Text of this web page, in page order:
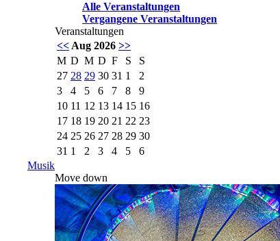
Alle Veranstaltungen
Vergangene Veranstaltungen
Veranstaltungen
<< Aug 2026 >>
M D M D F S
S
27 28 29 30 31 1
2
3
4 5 6 7 8
9
10 11 12 13 14 15 16
17 18 19 20 21 22 23
24 25 26 27 28 29 30
31 1 2 3 4 5
6
Musik
Move down